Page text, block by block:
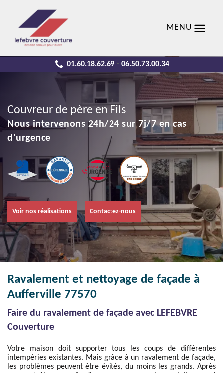
MENU
01.60.18.62.69 - 06.50.73.00.34
Couvreur de père en Fils
Nous intervenons 24h/24 sur 7j/7 en cas
d'urgence
Voir nos réalisations Contactez-nous
Ravalement et nettoyage de façade à
Aufferville 77570
Faire du ravalement de façade avec LEFEBVRE
Couverture
Votre maison doit supporter tous les coups de différentes
intempéries existantes. Mais grâce à un ravalement de façade,
les problèmes peuvent être évités, du moins les grands. Après